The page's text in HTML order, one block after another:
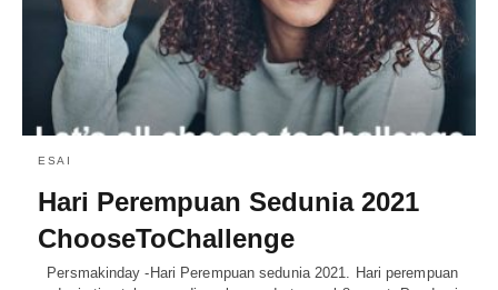
ESAI
Hari Perempuan Sedunia 2021
ChooseToChallenge
Persmakinday -Hari Perempuan sedunia 2021. Hari perempuan